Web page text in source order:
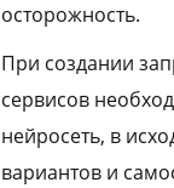
осторожность.
При создании
сервисов
нейросеть, в
вариантов и